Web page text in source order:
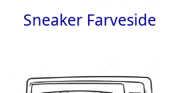
Sneaker Farveside